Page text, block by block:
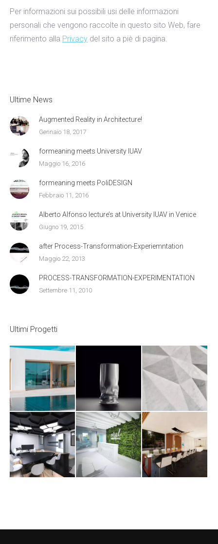
Per informazioni sui possibili usi delle informazioni
personali che vengono raccolte in questo sito Web, fare
riferimento alla Privacy del sito a piè di pagina.
Ultime News
Augmented Reality in Architecture!
Gennaio 18, 2017
formeaning meets University IUAV
Maggio 16, 2016
formeaning meets PoliDESIGN
Febbraio 11, 2016
Alberto Alfonso lecture’s at University IUAV in Venice
Giugno 19, 2015
after Process-Transformation-Experiemntation
Maggio 22, 2013
PROCESS-TRANSFORMATION-EXPERIMENTATION
Settembre 11, 2010
Ultimi Progetti